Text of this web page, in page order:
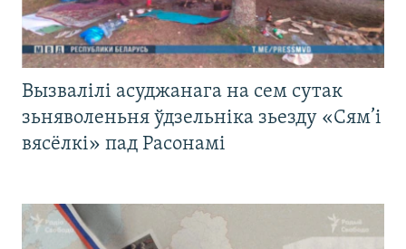
Вызвалілі асуджанага на сем сутак
зьняволеньня ўдзельніка зьезду «Сям’і
вясёлкі» пад Расонамі